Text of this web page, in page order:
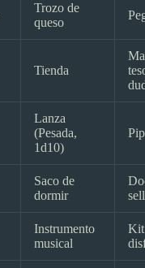
Trozo de
queso
Tienda
Lanza
(Pesada,
1d10)
Saco de
dormir
Instrumento
musical
Kit